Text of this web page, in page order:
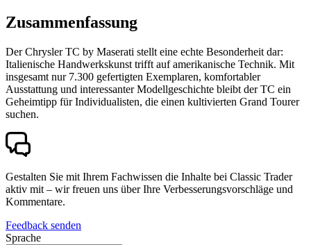
Zusammenfassung
Der Chrysler TC by Maserati stellt eine echte Besonderheit dar:
Italienische Handwerkskunst trifft auf amerikanische Technik. Mit
insgesamt nur 7.300 gefertigten Exemplaren, komfortabler
Ausstattung und interessanter Modellgeschichte bleibt der TC ein
Geheimtipp für Individualisten, die einen kultivierten Grand Tourer
suchen.
Gestalten Sie mit Ihrem Fachwissen die Inhalte bei Classic Trader
aktiv mit – wir freuen uns über Ihre Verbesserungsvorschläge und
Kommentare.
Feedback senden
Sprache